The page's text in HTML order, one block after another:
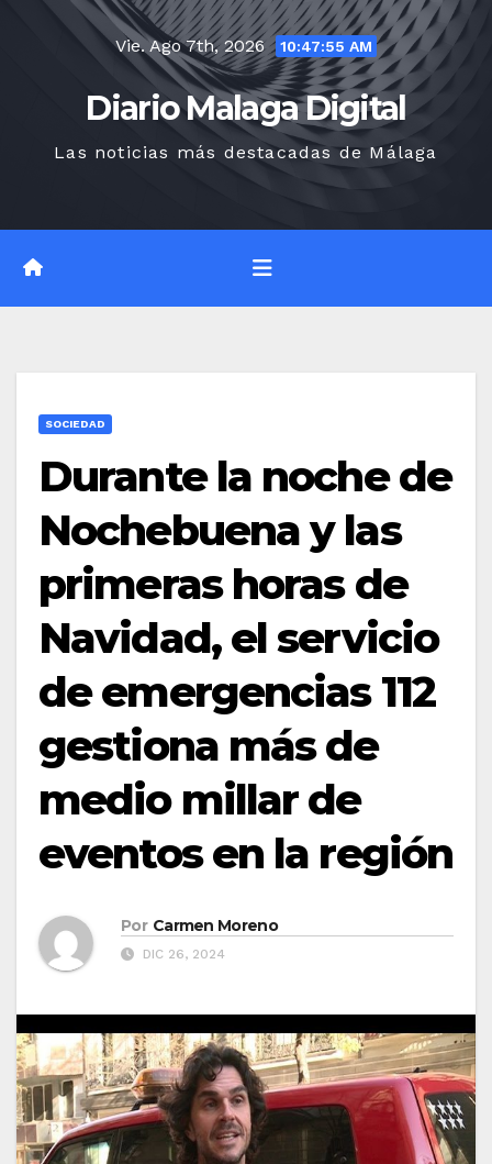
Vie. Ago 7th, 2026 10:47:56 AM
Diario Malaga Digital
Las noticias más destacadas de Málaga
SOCIEDAD
Durante la noche de
Nochebuena y las
primeras horas de
Navidad, el servicio
de emergencias 112
gestiona más de
medio millar de
eventos en la región
Por Carmen Moreno
DIC 26, 2024